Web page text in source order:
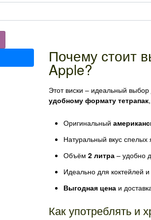
Почему стоит
Apple?
Этот виски – идеальный
удобному формату тетрапак
Оригинальный
Натуральный вкус
Объём2 литра – удобно
Идеально для коктейлей
Выгодная цена и
Как употреблять и